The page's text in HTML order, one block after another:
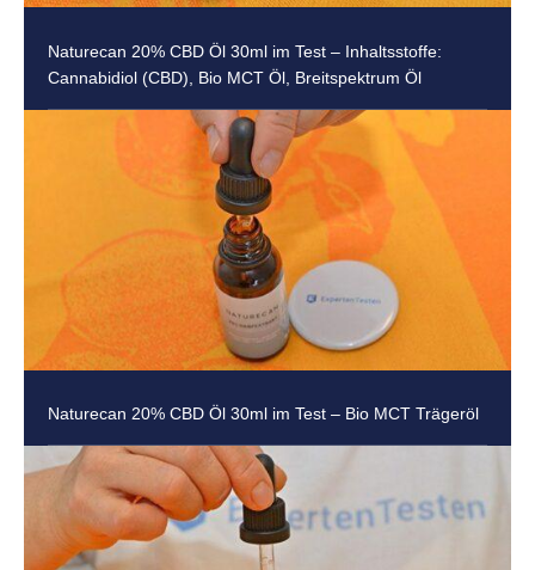
Naturecan 20% CBD Öl 30ml im Test – Inhaltsstoffe:
Cannabidiol (CBD), Bio MCT Öl, Breitspektrum Öl
Naturecan 20% CBD Öl 30ml im Test – Bio MCT Trägeröl